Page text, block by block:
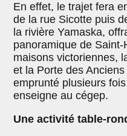
En effet, le trajet fera
de la rue Sicotte puis
la rivière Yamaska,
panoramique de
maisons victoriennes,
et la Porte des
emprunté plusieurs
enseigne au cégep.
Une activité table-